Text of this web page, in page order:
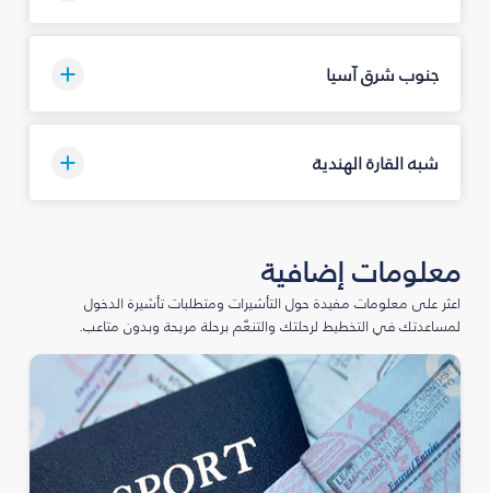
جنوب شرق آسيا
شبه القارة الهندية
معلومات إضافية
اعثر على معلومات مفيدة حول التأشيرات ومتطلبات تأشيرة الدخول
لمساعدتك في التخطيط لرحلتك والتنعّم برحلة مريحة وبدون متاعب.